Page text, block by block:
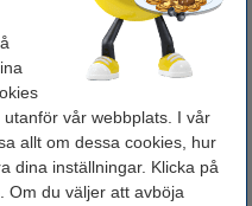
vår webbplats. I vår
allt om dessa cookies, hur
dina inställningar. Klicka på
Om du väljer att avböja
Whiteboardpenna 1.5mm -
3.0mm | 123ink | sorterade